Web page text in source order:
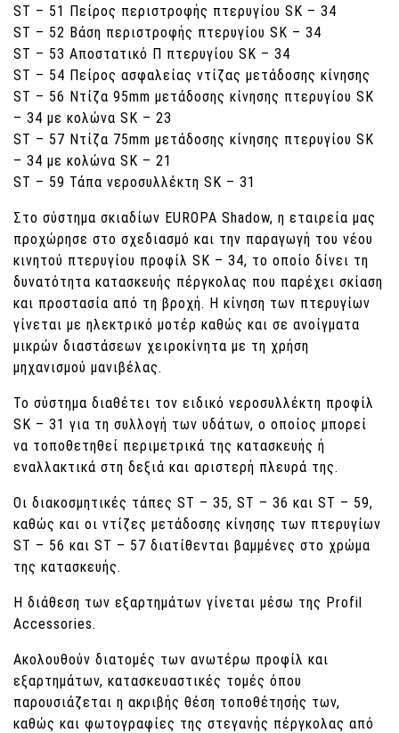
ST – 51 Πείρος περιστροφής πτερυγίου SK – 34
ST – 52 Βάση περιστροφής πτερυγίου SK – 34
ST – 53 Αποστατικό Π πτερυγίου SK – 34
ST – 54 Πείρος ασφαλείας ντίζας μετάδοσης κίνησης
ST – 56 Ντίζα 95mm μετάδοσης κίνησης πτερυγίου SK
– 34 με κολώνα SK – 23
ST – 57 Ντίζα 75mm μετάδοσης κίνησης πτερυγίου SK
– 34 με κολώνα SK – 21
ST – 59 Τάπα νεροσυλλέκτη SK – 31
Στο σύστημα σκιαδίων EUROPA Shadow, η εταιρεία μας
προχώρησε στο σχεδιασμό και την παραγωγή του νέου
κινητού πτερυγίου προφίλ SΚ – 34, το οποίο δίνει τη
δυνατότητα κατασκευής πέργκολας που παρέχει σκίαση
και προστασία από τη βροχή. Η κίνηση των πτερυγίων
γίνεται με ηλεκτρικό μοτέρ καθώς και σε ανοίγματα
μικρών διαστάσεων χειροκίνητα με τη χρήση
μηχανισμού μανιβέλας.
Το σύστημα διαθέτει τον ειδικό νεροσυλλέκτη προφίλ
SΚ – 31 για τη συλλογή των υδάτων, ο οποίος μπορεί
να τοποθετηθεί περιμετρικά της κατασκευής ή
εναλλακτικά στη δεξιά και αριστερή πλευρά της.
Οι διακοσμητικές τάπες SΤ – 35, SΤ – 36 και SΤ – 59,
καθώς και οι ντίζες μετάδοσης κίνησης των πτερυγίων
SΤ – 56 και SΤ – 57 διατίθενται βαμμένες στο χρώμα
της κατασκευής.
Η διάθεση των εξαρτημάτων γίνεται μέσω της Profil
Accessories.
Ακολουθούν διατομές των ανωτέρω προφίλ και
εξαρτημάτων, κατασκευαστικές τομές όπου
παρουσιάζεται η ακριβής θέση τοποθέτησής των,
καθώς και φωτογραφίες της στεγανής πέργκολας από